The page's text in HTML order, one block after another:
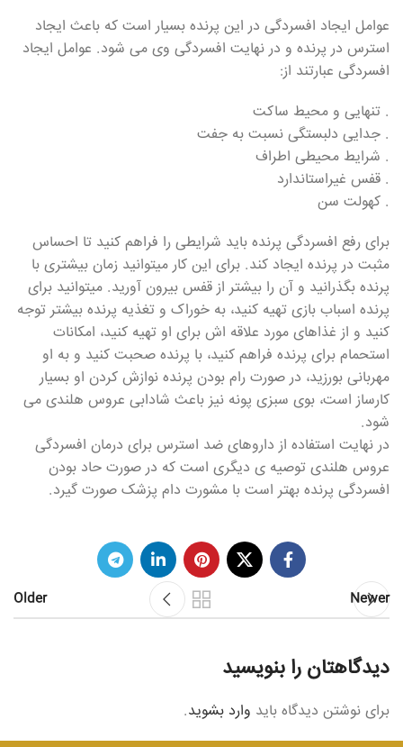
عوامل ایجاد افسردگی در این پرنده بسیار است که باعث ایجاد
استرس در پرنده و در نهایت افسردگی وی می شود. عوامل ایجاد
افسردگی عبارتند از:
. تنهایی و محیط ساکت
. جدایی دلبستگی نسبت به جفت
. شرایط محیطی اطراف
. قفس غیراستاندارد
. کهولت سن
برای رفع افسردگی پرنده باید شرایطی را فراهم کنید تا احساس
مثبت در پرنده ایجاد کند. برای این کار میتوانید زمان بیشتری با
پرنده بگذرانید و آن را بیشتر از قفس بیرون آورید. میتوانید برای
پرنده اسباب بازی تهیه کنید، به خوراک و تغذیه پرنده بیشتر توجه
کنید و از غذاهای مورد علاقه اش برای او تهیه کنید، امکانات
استحمام برای پرنده فراهم کنید، با پرنده صحبت کنید و به او
مهربانی بورزید، در صورت رام بودن پرنده نوازش کردن او بسیار
کارساز است، بوی سبزی پونه نیز باعث شادابی عروس هلندی می
شود.
در نهایت استفاده از داروهای ضد استرس برای درمان افسردگی
عروس هلندی توصیه ی دیگری است که در صورت حاد بودن
افسردگی پرنده بهتر است با مشورت دام پزشک صورت گیرد.
Newer
Older
دیدگاهتان را بنویسید
برای نوشتن دیدگاه باید وارد بشوید.